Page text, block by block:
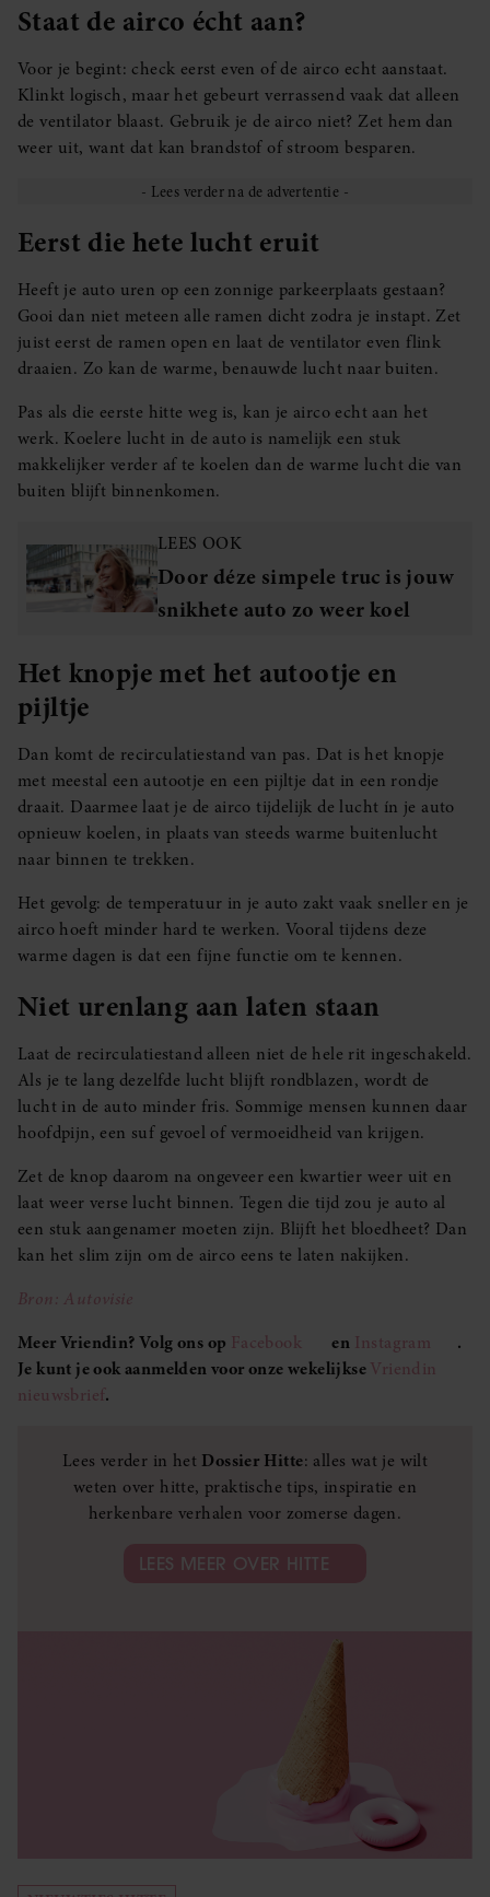
Staat de airco écht aan?
Voor je begint: check eerst even of de airco echt aanstaat.
Klinkt logisch, maar het gebeurt verrassend vaak dat alleen
de ventilator blaast. Gebruik je de airco niet? Zet hem dan
weer uit, want dat kan brandstof of stroom besparen.
Eerst die hete lucht eruit
Heeft je auto uren op een zonnige parkeerplaats gestaan?
Gooi dan niet meteen alle ramen dicht zodra je instapt. Zet
juist eerst de ramen open en laat de ventilator even flink
draaien. Zo kan de warme, benauwde lucht naar buiten.
Pas als die eerste hitte weg is, kan je airco echt aan het
werk. Koelere lucht in de auto is namelijk een stuk
makkelijker verder af te koelen dan de warme lucht die van
buiten blijft binnenkomen.
LEES OOK
Door déze simpele truc is jouw
snikhete auto zo weer koel
Het knopje met het autootje en
pijltje
Dan komt de recirculatiestand van pas. Dat is het knopje
met meestal een autootje en een pijltje dat in een rondje
draait. Daarmee laat je de airco tijdelijk de lucht ín je auto
opnieuw koelen, in plaats van steeds warme buitenlucht
naar binnen te trekken.
Het gevolg: de temperatuur in je auto zakt vaak sneller en je
airco hoeft minder hard te werken. Vooral tijdens deze
warme dagen is dat een fijne functie om te kennen.
Niet urenlang aan laten staan
Laat de recirculatiestand alleen niet de hele rit ingeschakeld.
Als je te lang dezelfde lucht blijft rondblazen, wordt de
lucht in de auto minder fris. Sommige mensen kunnen daar
hoofdpijn, een suf gevoel of vermoeidheid van krijgen.
Zet de knop daarom na ongeveer een kwartier weer uit en
laat weer verse lucht binnen. Tegen die tijd zou je auto al
een stuk aangenamer moeten zijn. Blijft het bloedheet? Dan
kan het slim zijn om de airco eens te laten nakijken.
Bron: Autovisie
Meer Vriendin? Volg ons op Facebook en Instagram
.
Je kunt je ook aanmelden voor onze wekelijkseVriendin
nieuwsbrief.
Lees verder in het Dossier Hitte: alles wat je wilt
weten over hitte, praktische tips, inspiratie en
herkenbare verhalen voor zomerse dagen.
LEES MEER OVER HITTE